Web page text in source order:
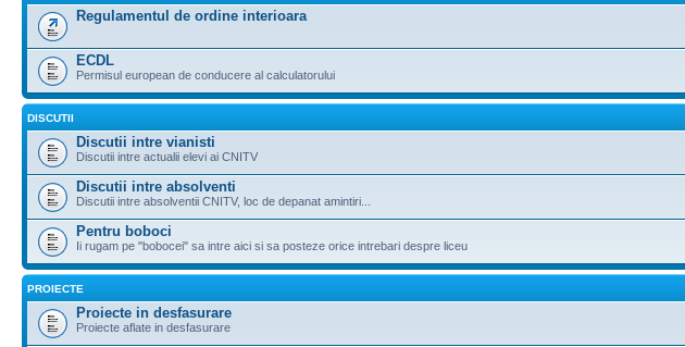
Regulamentul de ordine interioara
ECDL
Permisul european de conducere al calculatorului
DISCUTII
Discutii intre vianisti
Discutii intre actualii elevi ai CNITV
Discutii intre absolventi
Discutii intre absolventii CNITV, loc de depanat amintiri...
Pentru boboci
Ii rugam pe "bobocei" sa intre aici si sa posteze orice intrebari despre liceu
PROIECTE
Proiecte in desfasurare
Proiecte aflate in desfasurare